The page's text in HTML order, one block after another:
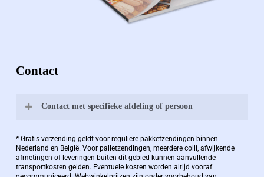
Contact
Contact met specifieke afdeling of persoon
Bernard Pauwels:
Zaakvoerder Berdo
* Gratis verzending geldt voor reguliere pakketzendingen binnen
Nederland en België. Voor palletzendingen, meerdere colli, afwijkende
afmetingen of leveringen buiten dit gebied kunnen aanvullende
transportkosten gelden. Eventuele kosten worden altijd vooraf